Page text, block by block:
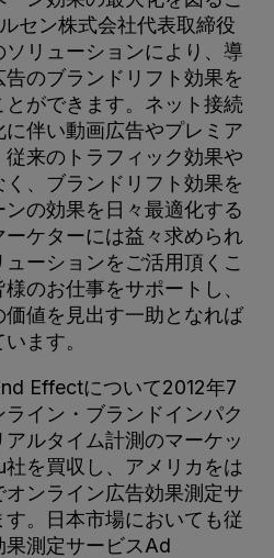
セン株式会社代表取締役
リューションにより、導
のブランドリフト効果を
ができます。ネット接続
伴い動画広告やプレミア
来のトラフィック効果や
、ブランドリフト効果を
の効果を日々最適化する
ケターには益々求められ
ーションをご活用頂くこ
のお仕事をサポートし、
価値を見出す一助となれば
ます。
Effectについて2012年7
イン・ブランドインパク
アルタイム計測のマーケッ
社を買収し、アメリカをは
オンライン広告効果測定サ
。日本市場においても従
測定サービスAd